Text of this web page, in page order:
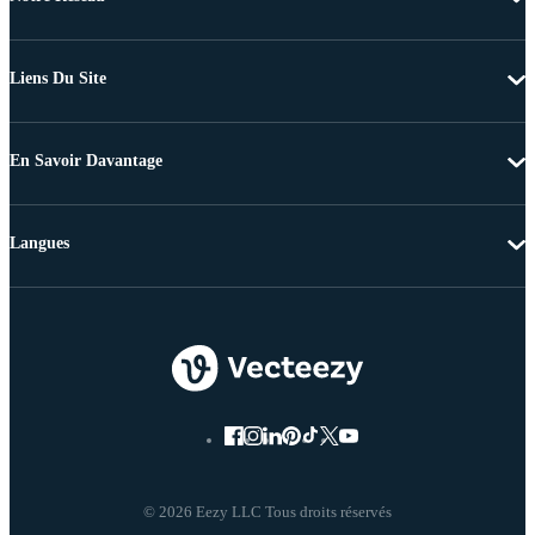
Liens Du Site
En Savoir Davantage
© 2026 Eezy LLC Tous droits réservés
Langues